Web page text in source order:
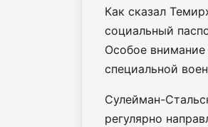
Как сказал
социальный
Особое
специальной
Сулейман-
регулярно